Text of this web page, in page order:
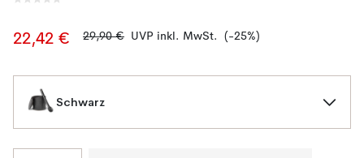
22,42 € 29,90 € UVP inkl. MwSt. (-25%)
Schwarz